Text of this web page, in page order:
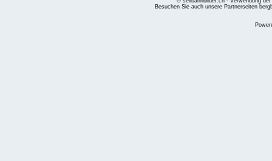
Besuchen Sie auch unsere Partnerseiten